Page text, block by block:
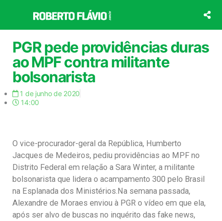
o
conteúdo
PGR pede providências duras
ao MPF contra militante
bolsonarista
1 de junho de 2020
14:00
O vice-procurador-geral da República, Humberto
Jacques de Medeiros, pediu providências ao MPF no
Distrito Federal em relação a Sara Winter, a militante
bolsonarista que lidera o acampamento 300 pelo Brasil
na Esplanada dos Ministérios.Na semana passada,
Alexandre de Moraes enviou à PGR o vídeo em que ela,
após ser alvo de buscas no inquérito das fake news,